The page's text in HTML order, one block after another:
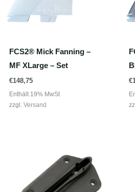
FCS2® Mick Fanning –
MF XLarge – Set
€148,75
Enthält 19% MwSt
zzgl. Versand
€